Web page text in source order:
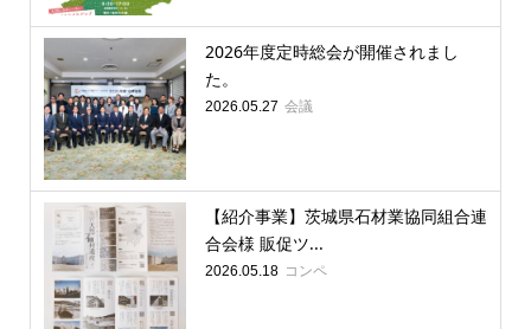
2026年度定時総会が開催されまし
た。
2026.05.27 会議
【紹介事業】茨城県石材業協同組合連
合会様 販促ツ...
2026.05.18 コンペ